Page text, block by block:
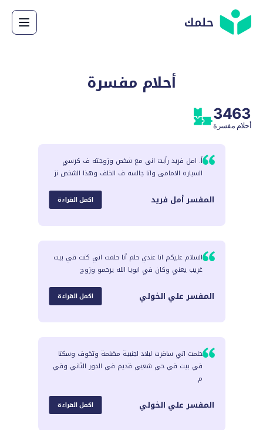
حلمك
أحلام مفسرة
3463
أحلام مفسرة
أ. امل فريد رأيت انى مع شخص وزوجته ف كرسي
السياره الامامى وانا جالسه ف الخلف وهذا الشخص نز
المفسرأمل فريد اكمل القراءة
السلام عليكم انا عندي حلم أنا حلمت اني كنت في بيت
غريب يعني وكان في ابويا الله يرحمو وزوج
المفسر علي الخولي اكمل القراءة
حلمت اني سافرت لبلاد اجنبية مضلمة وتخوف وسكنا
في بيت في حي شعبي قديم في الدور الثاني وفي
م
المفسر علي الخولي اكمل القراءة